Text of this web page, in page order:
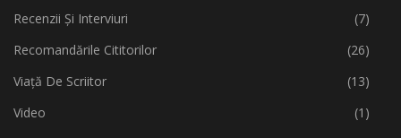
Recenzii Și Interviuri
(7)
Recomandările Cititorilor
(26)
Viață De Scriitor
(13)
Video
(1)